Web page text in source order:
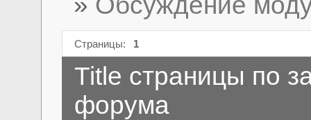
Страницы: 1
Title страницы по
форума